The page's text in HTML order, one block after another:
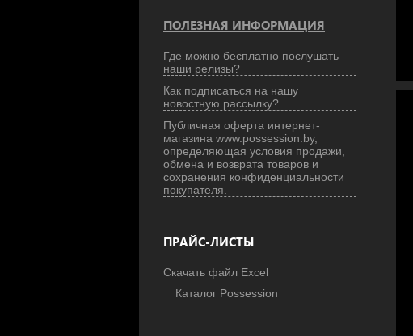
ПОЛЕЗНАЯ ИНФОРМАЦИЯ
Где можно бесплатно послушать
наши релизы?
Как подписаться на нашу
новостную рассылку?
Публичная оферта интернет-
магазина www.possession.by,
определяющая условия продажи,
обмена и возврата товаров и
сохранения конфиденциальности
покупателя.
ПРАЙС-ЛИСТЫ
Скачать файл Excel
Каталог Possession